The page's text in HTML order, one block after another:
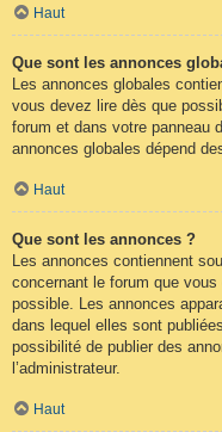
Haut
Que sont les annonces
Les annonces globales
vous devez lire dès que
forum et dans votre panneau
annonces globales dépend
Haut
Que sont les annonces ?
Les annonces contiennent
concernant le forum que
possible. Les annonces
dans lequel elles sont
possibilité de publier des
l’administrateur.
Haut